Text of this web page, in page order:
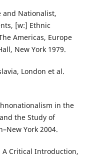
and Nationalist,
[w:] Ethnic
Americas, Europe
New York 1979.
London et al.
in the
the Study of
York 2004.
A Critical Introduction,